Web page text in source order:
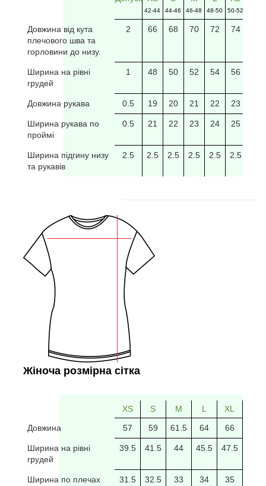
42-44 44-46 46-48 48-50 50-52
Довжина від кута
плечового шва та
горловини до низу.
2 66 68 70 72 74
Ширина на рівні
грудей
1 48 50 52 54 56
Довжина рукава 0.5 19 20 21 22 23
Ширина рукава по
проймі
0.5 21 22 23 24 25
Ширина підгину низу
та рукавів
2.5 2.5 2.5 2.5 2.5 2.5
Жіноча розмірна сітка
XS S M L XL
Довжина
57 59 61.5 64 66
Ширина на рівні
грудей
39.5 41.5 44 45.5 47.5
Ширина по плечах 31.5 32.5 33 34 35